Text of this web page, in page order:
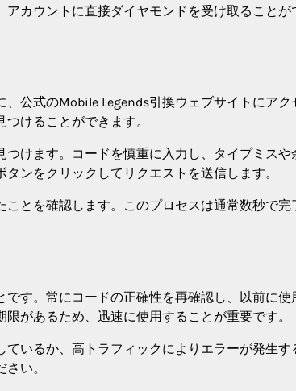
カウントに直接ダイヤモンドを受け取ることが
公式のMobile Legends引換ウェブサイトにアク
けることができます。
けます。コードを慎重に入力し、タイプミスや
ンをクリックしてリクエストを送信します。
とを確認します。このプロセスは通常数秒で完
す。常にコードの正確性を再確認し、以前に使
があるため、迅速に使用することが重要です。
いるか、高トラフィックによりエラーが発生す
い。